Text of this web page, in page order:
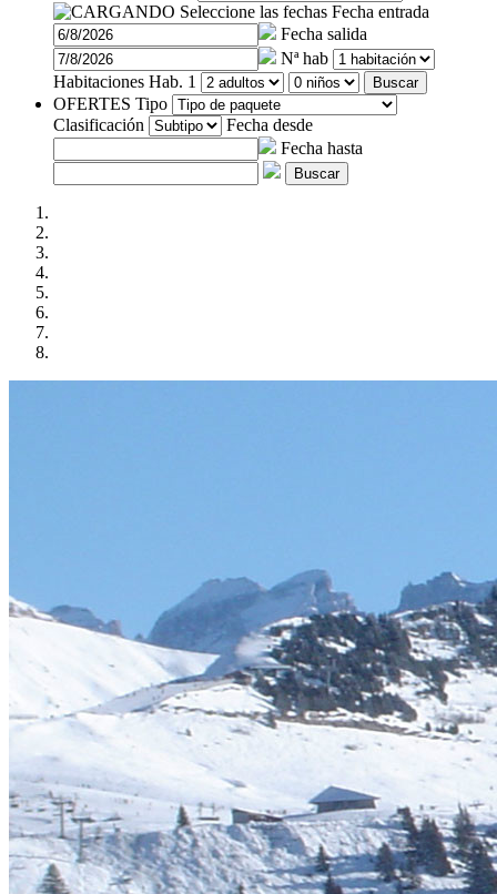
Seleccione las fechas Fecha entrada
Fecha salida
Nª hab
Habitaciones Hab. 1 Buscar
OFERTES Tipo
Clasificación
Fecha desde
Fecha hasta
Buscar